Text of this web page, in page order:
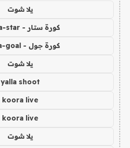
يلا شوت
كورة ستار - koora-star
كورة جول - koora-goal
يلا شوت
yalla shoot
koora live
koora live
يلا شوت